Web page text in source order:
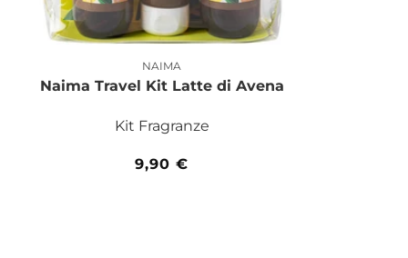
Produttore:
NAIMA
Naima Travel Kit Latte di Avena
Kit Fragranze
Prezzo
9,90 €